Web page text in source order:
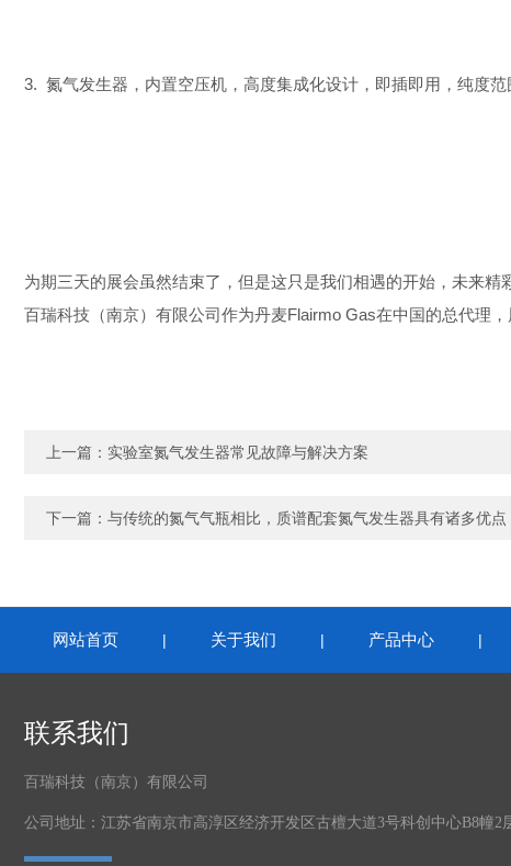
3. 氮气发生器，内置空压机，高度集成化设计，即插即用，纯度
为期三天的展会虽然结束了，但是这只是我们相遇的开始，未来精
百瑞科技（南京）有限公司作为丹麦Flairmo Gas在中国的总代理
上一篇： 实验室氮气发生器常见故障与解决方案
下一篇： 与传统的氮气气瓶相比，质谱配套氮气发生器具有诸多优点
网站首页 | 关于我们 | 产品中心 |
联系我们
百瑞科技（南京）有限公司
公司地址：江苏省南京市高淳区经济开发区古檀大道3号科创中心B8幢2